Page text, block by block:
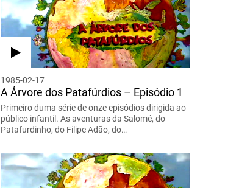
1985-02-17
A Árvore dos Patafúrdios – Episódio 1
Primeiro duma série de onze episódios dirigida ao
público infantil. As aventuras da Salomé, do
Patafurdinho, do Filipe Adão, do…